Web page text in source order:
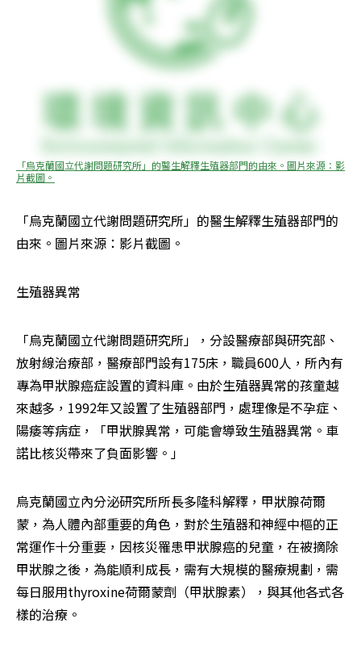
「烏克蘭國立代謝問題研究所」的醫生解釋生殖器部門的由來。圖片來源：影
片截圖。
「烏克蘭國立代謝問題研究所」的醫生解釋生殖器部門的
由來。圖片來源：影片截圖。
生殖器異常
「烏克蘭國立代謝問題研究所」，分設醫療部與研究部、
放射線治療部，醫療部門設有175床，職員600人，所內有
專為甲狀腺癌症設置的資料庫。由於生殖器異常的孩童越
來越多，1992年又設置了生殖器部門，處理像是不孕症、
陽痿等病症，「甲狀腺異常，可能會導致生殖器異常。車
諾比核災帶來了負面影響。」
烏克蘭國立內分泌研究所所長多隆科解釋，甲狀腺荷爾
蒙，為人體內部重要的角色，對於生殖器和神經中樞的正
常運作十分重要，因核災罹患甲狀腺癌的兒童，在被摘除
甲狀腺之後，為能順利成長，需有大規模的醫療規劃，需
每日服用thyroxine荷爾蒙劑（甲狀腺素），與其他各式各
樣的治療。